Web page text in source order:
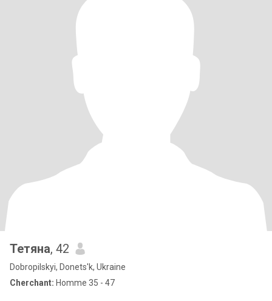
Тетяна, 42
Dobropilskyi, Donets'k, Ukraine
Cherchant: Homme 35 - 47